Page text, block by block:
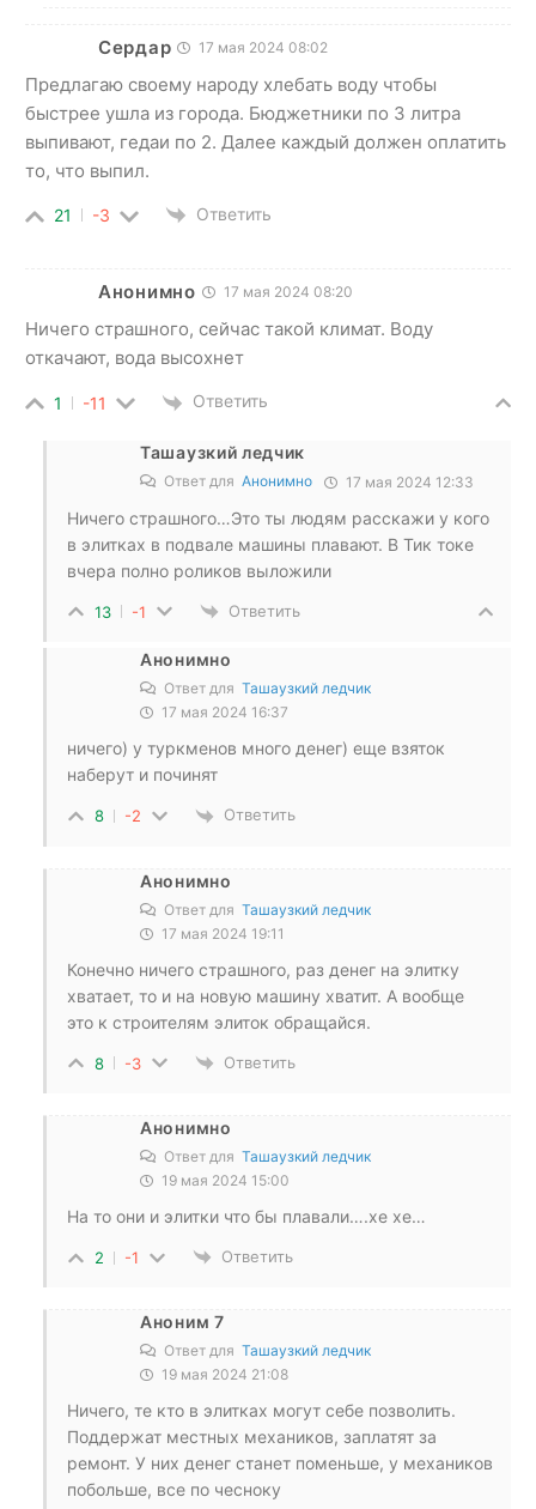
Сердар 17 мая 2024 08:02
Предлагаю своему народу хлебать воду чтобы
быстрее ушла из города. Бюджетники по 3 литра
выпивают, гедаи по 2. Далее каждый должен оплатить
то, что выпил.
21 -3 Ответить
Анонимно 17 мая 2024 08:20
Ничего страшного, сейчас такой климат. Воду
откачают, вода высохнет
1 -11 Ответить
Ташаузкий ледчик
Ответ для Анонимно 17 мая 2024 12:33
Ничего страшного…Это ты людям расскажи у кого
в элитках в подвале машины плавают. В Тик токе
вчера полно роликов выложили
13 -1 Ответить
Анонимно
Ответ для Ташаузкий ледчик
17 мая 2024 16:37
ничего) у туркменов много денег) еще взяток
наберут и починят
8 -2 Ответить
Анонимно
Ответ для Ташаузкий ледчик
17 мая 2024 19:11
Конечно ничего страшного, раз денег на элитку
хватает, то и на новую машину хватит. А вообще
это к строителям элиток обращайся.
8 -3 Ответить
Анонимно
Ответ для Ташаузкий ледчик
19 мая 2024 15:00
На то они и элитки что бы плавали….хе хе…
2 -1 Ответить
Аноним 7
Ответ для Ташаузкий ледчик
19 мая 2024 21:08
Ничего, те кто в элитках могут себе позволить.
Поддержат местных механиков, заплатят за
ремонт. У них денег станет поменьше, у механиков
побольше, все по чесноку